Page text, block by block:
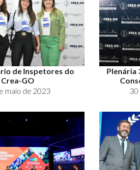
de Inspetores do
Crea-GO
maio de 2023
Plenária